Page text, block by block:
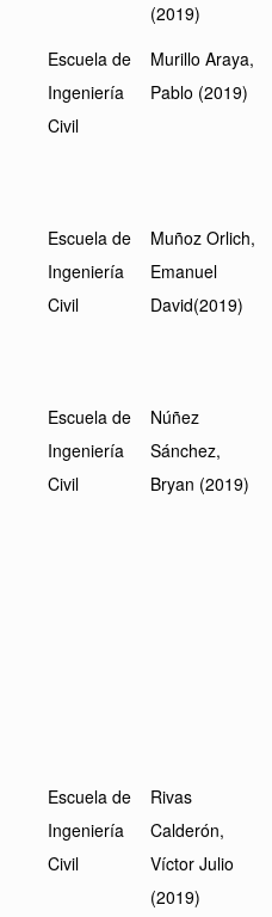
(2019)
Escuela de
Ingeniería
Civil
Murillo Araya,
Pablo (2019)
Escuela de
Ingeniería
Civil
Muñoz Orlich,
Emanuel
David(2019)
Escuela de
Ingeniería
Civil
Núñez
Sánchez,
Bryan (2019)
Escuela de
Ingeniería
Civil
Rivas
Calderón,
Víctor Julio
(2019)